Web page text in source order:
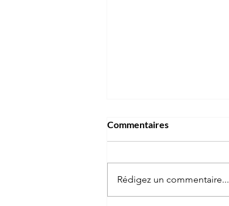
Commentaires
Rédigez un commentaire...